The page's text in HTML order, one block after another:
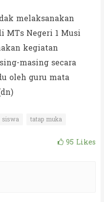
melaksanakan
MTs Negeri 1 Musi
kegiatan
masing secara
oleh guru mata
siswa tatap muka
95 Likes